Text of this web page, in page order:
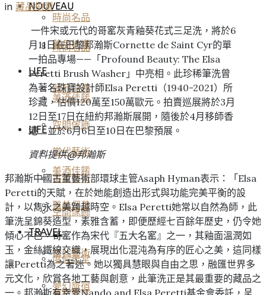
NOUVEAU
時尚名品
藏品拍賣
LIFE
美酒佳餚
空間傢飾
當代藝術
時尚名品
藏品拍賣
LIFE
美酒佳餚
空間傢飾
當代藝術
美妝香氛
醫美保養
TRAVEL
度假天堂
夢幻旅宿
in 藏品拍賣
一件宋或元代的哥窰灰青釉葵花式三足洗，將於6
月11日在巴黎邦瀚斯Cornette de Saint Cyr的單
一拍品專場——「Profound Beauty: The Elsa
Peretti Brush Washer」中亮相。此珍稀筆洗曾
為著名珠寶設計師Elsa Peretti（1940-2021）所
珍藏，估價120萬至150萬歐元。拍賣巡展將於3月
12日至17日在紐約邦瀚斯展開，隨後於4月移師香
港，並於6月6日至10日在巴黎預展。
資料提供@邦瀚斯
邦瀚斯中國古董藝術部環球主管Asaph Hyman表示：「Elsa
Peretti的天賦，在於她能創造出形式與功能完美平衡的設
計，以雋永之美跨越時空。Elsa Peretti她常以自然為師，此
筆洗呈錦葵造型，素雅含蓄，即便歷經七百餘年歷史，仍令她
傾心不已。哥窰作為宋代『五大名窰』之一，其釉面溫潤如
玉，金絲鐵線交織，展現出化混沌為有序的匠心之美，這同樣
讓Peretti為之著迷。她以獨具慧眼與自由之思，融匯世界多
元文化，欣賞各地工藝與創意，此筆洗正是其最重要的藏品之
一。邦瀚斯有幸受Nando and Elsa Peretti基金會委託，呈